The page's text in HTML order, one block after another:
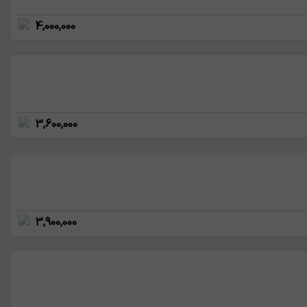
4,000,000
3,600,000
3,900,000